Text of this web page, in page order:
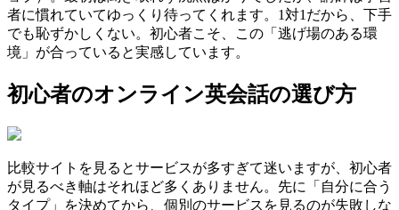
者に慣れていてゆっくり待ってくれます。1対1だから、下手
でも恥ずかしくない。初心者こそ、この「逃げ場のある環
境」が合っていると実感しています。
初心者のオンライン英会話の選び方
比較サイトを見るとサービスが多すぎて迷いますが、初心者
が見るべき軸はそれほど多くありません。先に「自分に合う
タイプ」を決めてから、個別のサービスを見るのが失敗しな